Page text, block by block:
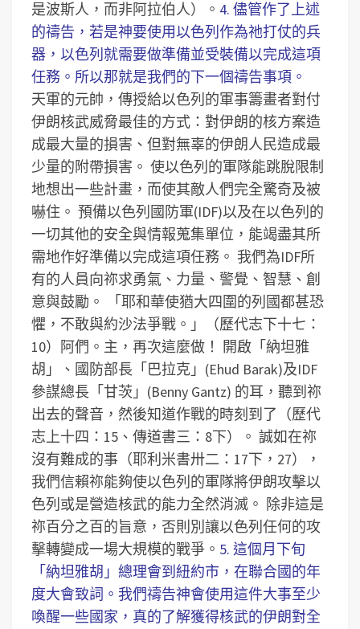
是波斯人，而非阿拉伯人）。 4. 儘管作了上述
的禱告，若是神要使用以色列作為祂打仗的兵
器，以色列就需要做準備並受裝備以完成這項
任務。所以那就是我們的下一個禱告事項。
天軍的元帥，傳授給以色列的軍事籌畫者對付
伊朗核武威脅最佳的方式：對伊朗的核方案造
成最大量的損害、但對無辜的伊朗人民造成最
少量的附帶損害。 使以色列的軍隊能跳脫限制
地想出一些計畫，而使其敵人們完全驚奇及被
嚇住。 預備以色列國防軍(IDF)以及在以色列的
一切其他的安全與情報蒐集單位，能竭盡其所
需地作好準備以完成這項任務。 我們為IDF所
有的人員向祢求勇氣、力量、警覺、智慧、創
意與鼓勵。
「耶和華使猶大四圍的列國都甚恐
懼，不敢與約沙法爭戰。」（歷代志下十七：
10）阿們。主，再次這麼做！
開啟「納坦雅
胡」、國防部長「巴拉克」(Ehud Barak)及IDF
參謀總長「甘茨」(Benny Gantz) 的耳，聽到祢
出去的聲音，然後知道作戰的時刻到了（歷代
志上十四：15、傳道書三：8下）。 誠如在祢
沒有難成的事（耶利米書卅二：17下，27），
我們信賴祢能夠使以色列的軍隊將伊朗攻擊以
色列或是營造核武的能力全然消滅。 除非這是
祢百分之百的旨意，否則別讓以色列任何的攻
擊轉變成一場大規模的戰爭。 5. 這個月下旬
「納坦雅胡」總理會到紐約市，在聯合國的年
度大會致詞。我們禱告神會使用這件大事至少
喚醒一些國家，真的了解獲得核武的伊朗對全